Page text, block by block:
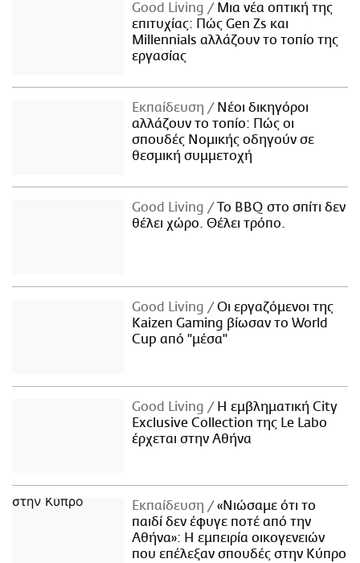
Good Living
Μια νέα οπτική της
επιτυχίας: Πώς Gen Zs και
Millennials αλλάζουν το τοπίο της
εργασίας
Εκπαίδευση
Νέοι δικηγόροι
αλλάζουν το τοπίο: Πώς οι
σπουδές Νομικής οδηγούν σε
θεσμική συμμετοχή
Good Living
Το BBQ στο σπίτι δεν
θέλει χώρο. Θέλει τρόπο.
Good Living
Οι εργαζόμενοι της
Kaizen Gaming βίωσαν το World
Cup από "μέσα"
Good Living
Η εμβληματική City
Exclusive Collection της Le Labo
έρχεται στην Αθήνα
Εκπαίδευση
«Νιώσαμε ότι το
παιδί δεν έφυγε ποτέ από την
Αθήνα»: Η εμπειρία οικογενειών
που επέλεξαν σπουδές στην Κύπρο